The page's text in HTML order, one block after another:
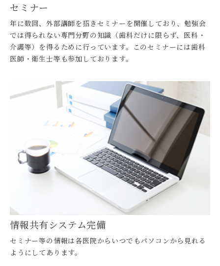
セミナー
年に数回、外部講師を招きセミナーを開催しており、勉強会
では得られない専門分野の知識（歯科だけに限らず、医科・
介護等）を得るために行っています。このセミナーには歯科
医師・衛生士等も参加しております。
情報共有システム完備
セミナー等の情報は各医院からいつでもパソコンから見れる
ようにしてあります。